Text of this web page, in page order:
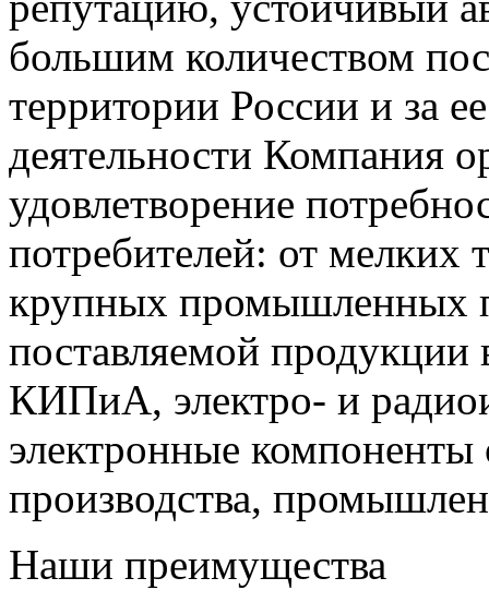
большим количеством
территории России и за
деятельности Компания
удовлетворение
потребителей: от мелких
крупных промышленных
поставляемой продукции
КИПиА, электро- и
электронные компоненты
производства,
Наши преимущества